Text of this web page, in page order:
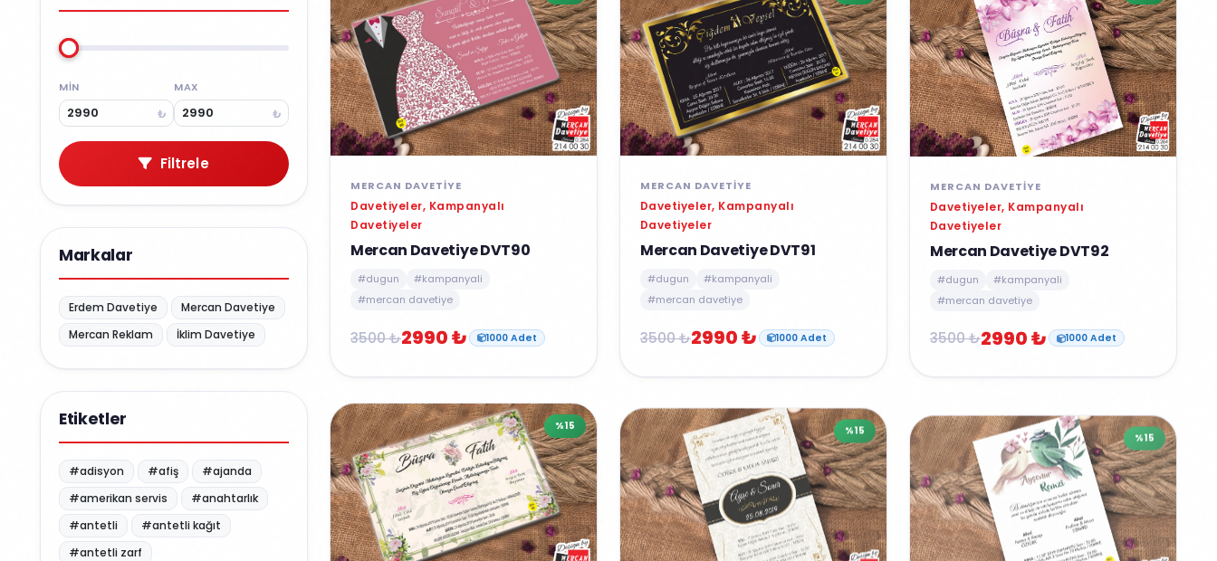
MIN
₺
MAX
₺
Filtrele
Markalar
Erdem Davetiye
Mercan Davetiye
Mercan Reklam
İklim Davetiye
Etiketler
#adisyon #afiş
#ajanda
#amerikan servis
#anahtarlık
#antetli
#antetli kağıt
#antetli zarf
MERCAN DAVETIYE
Davetiyeler, Kampanyalı
Davetiyeler
Mercan Davetiye DVT90
#dugun
#kampanyali
#mercan davetiye
3500 ₺2990 ₺ 1000 Adet
MERCAN DAVETIYE
Davetiyeler, Kampanyalı
Davetiyeler
Mercan Davetiye DVT91
#dugun
#kampanyali
#mercan davetiye
3500 ₺2990 ₺ 1000 Adet
MERCAN DAVETIYE
Davetiyeler, Kampanyalı
Davetiyeler
Mercan Davetiye DVT92
#dugun
#kampanyali
#mercan davetiye
3500 ₺2990 ₺ 1000 Adet
%15 %15 %15